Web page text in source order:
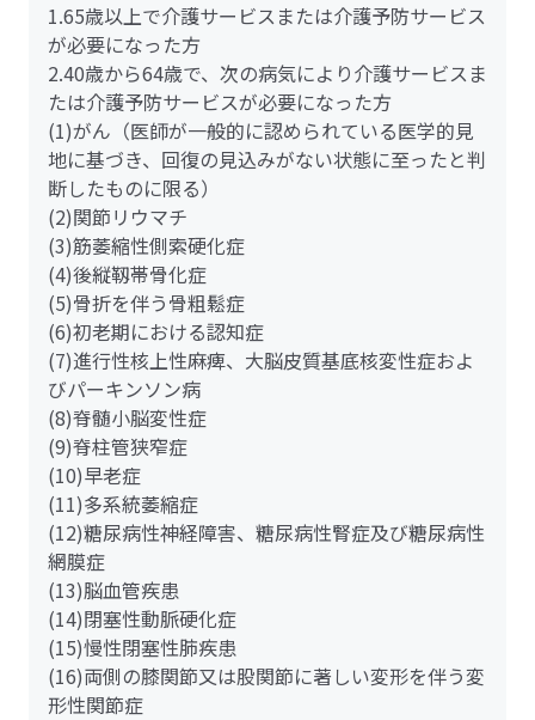
1.65歳以上で介護サービスまたは介護予防サービス
が必要になった方
2.40歳から64歳で、次の病気により介護サービスま
たは介護予防サービスが必要になった方
(1)がん（医師が一般的に認められている医学的見
地に基づき、回復の見込みがない状態に至ったと判
断したものに限る）
(2)関節リウマチ
(3)筋萎縮性側索硬化症
(4)後縦靱帯骨化症
(5)骨折を伴う骨粗鬆症
(6)初老期における認知症
(7)進行性核上性麻痺、大脳皮質基底核変性症およ
びパーキンソン病
(8)脊髄小脳変性症
(9)脊柱管狭窄症
(10)早老症
(11)多系統萎縮症
(12)糖尿病性神経障害、糖尿病性腎症及び糖尿病性
網膜症
(13)脳血管疾患
(14)閉塞性動脈硬化症
(15)慢性閉塞性肺疾患
(16)両側の膝関節又は股関節に著しい変形を伴う変
形性関節症